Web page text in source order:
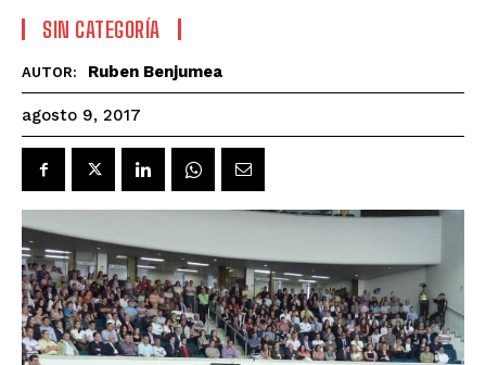
SIN CATEGORÍA
AUTOR: Ruben Benjumea
agosto 9, 2017